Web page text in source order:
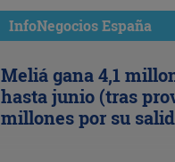
InfoNegocios España
Meliá gana 4,1
hasta junio (tras
millones por su